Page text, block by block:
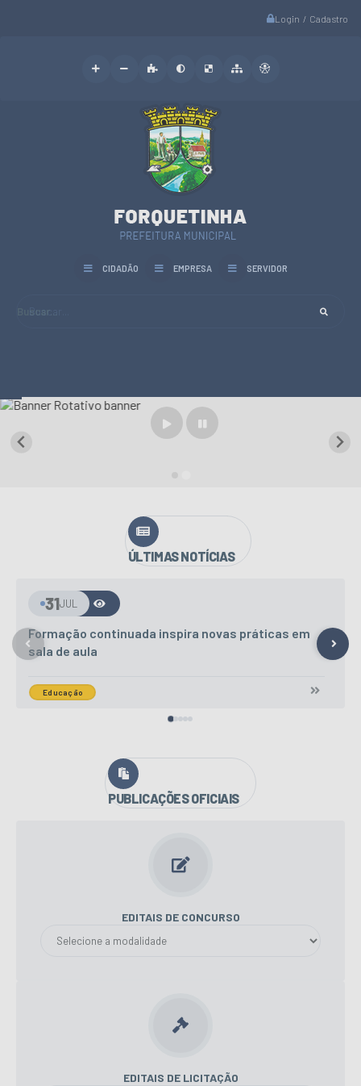
Login / Cadastro
Buscar...
CIDADÃO EMPRESA SERVIDOR
ÚLTIMAS NOTÍCIAS
VER MAIS
Todas as pontes e acessos estão liberados
30JUL
Transporte e...
PUBLICAÇÕES OFICIAIS
EDITAIS DE CONCURSO
EDITAIS DE LICITAÇÃO